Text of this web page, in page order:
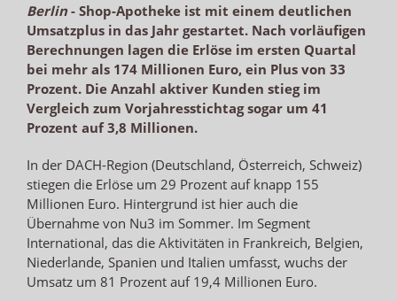
Berlin- Shop-Apotheke ist mit einem deutlichen
Umsatzplus in das Jahr gestartet. Nach vorläufigen
Berechnungen lagen die Erlöse im ersten Quartal
bei mehr als 174 Millionen Euro, ein Plus von 33
Prozent. Die Anzahl aktiver Kunden stieg im
Vergleich zum Vorjahresstichtag sogar um 41
Prozent auf 3,8 Millionen.
In der DACH-Region (Deutschland, Österreich, Schweiz)
stiegen die Erlöse um 29 Prozent auf knapp 155
Millionen Euro. Hintergrund ist hier auch die
Übernahme von Nu3 im Sommer. Im Segment
International, das die Aktivitäten in Frankreich, Belgien,
Niederlande, Spanien und Italien umfasst, wuchs der
Umsatz um 81 Prozent auf 19,4 Millionen Euro.